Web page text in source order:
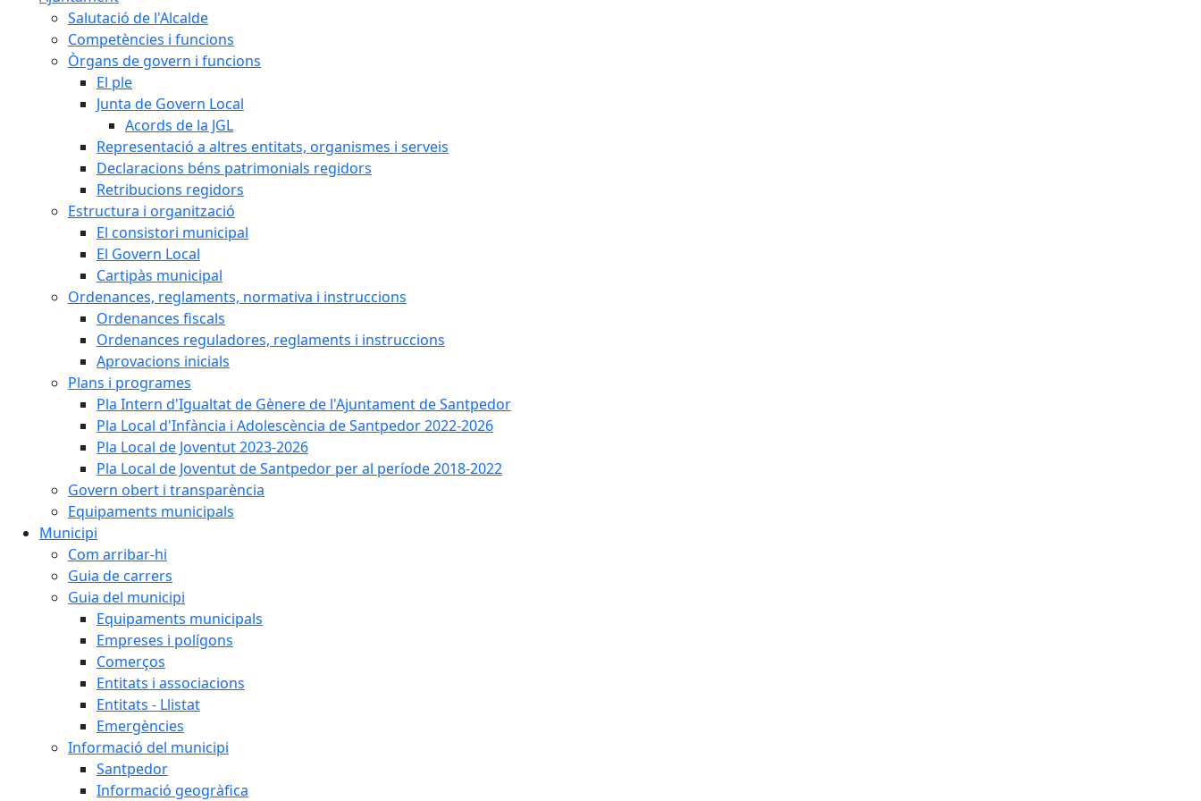
Salutació de l'Alcalde
Competències i funcions
Òrgans de govern i funcions
El ple
Junta de Govern Local
Acords de la JGL
Representació a altres entitats, organismes i serveis
Declaracions béns patrimonials regidors
Retribucions regidors
Estructura i organització
El consistori municipal
El Govern Local
Cartipàs municipal
Ordenances, reglaments, normativa i instruccions
Ordenances fiscals
Ordenances reguladores, reglaments i instruccions
Aprovacions inicials
Plans i programes
Pla Intern d'Igualtat de Gènere de l'Ajuntament de Santpedor
Pla Local d'Infància i Adolescència de Santpedor 2022-2026
Pla Local de Joventut 2023-2026
Pla Local de Joventut de Santpedor per al període 2018-2022
Govern obert i transparència
Equipaments municipals
Municipi
Com arribar-hi
Guia de carrers
Guia del municipi
Equipaments municipals
Empreses i polígons
Comerços
Entitats i associacions
Entitats - Llistat
Emergències
Informació del municipi
Santpedor
Informació geogràfica